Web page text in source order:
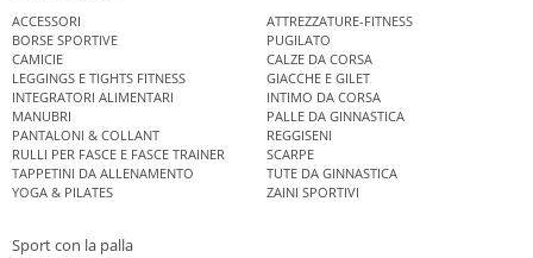
ACCESSORI
ATTREZZATURE-FITNESS
BORSE SPORTIVE
PUGILATO
CAMICIE
CALZE DA CORSA
LEGGINGS E TIGHTS FITNESS
GIACCHE E GILET
INTEGRATORI ALIMENTARI
INTIMO DA CORSA
MANUBRI
PALLE DA GINNASTICA
PANTALONI & COLLANT
REGGISENI
RULLI PER FASCE E FASCE TRAINER
SCARPE
TAPPETINI DA ALLENAMENTO
TUTE DA GINNASTICA
YOGA & PILATES
ZAINI SPORTIVI
Sport con la palla